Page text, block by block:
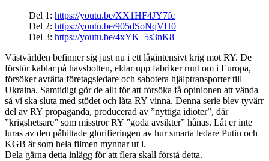
Del 1: https://youtu.be/XX1HF4JY7fc
Del 2: https://youtu.be/905dSoNqVH0
Del 3: https://youtu.be/4xYK_5s3nK8
Västvärlden befinner sig just nu i ett lågintensivt krig mot RY. De
förstör kablar på havsbotten, eldar upp fabriker runt om i Europa,
försöker avrätta företagsledare och sabotera hjälptransporter till
Ukraina. Samtidigt gör de allt för att försöka få opinionen att vända
så vi ska sluta med stödet och låta RY vinna. Denna serie blev tyvärr
del av RY propaganda, producerad av ”nyttiga idioter”, där
”krigshetsare” som misstror RY ”goda avsikter” hånas. Låt er inte
luras av den påhittade glorifieringen av hur smarta ledare Putin och
KGB är som hela filmen mynnar ut i.
Dela gärna detta inlägg för att flera skall förstå detta.